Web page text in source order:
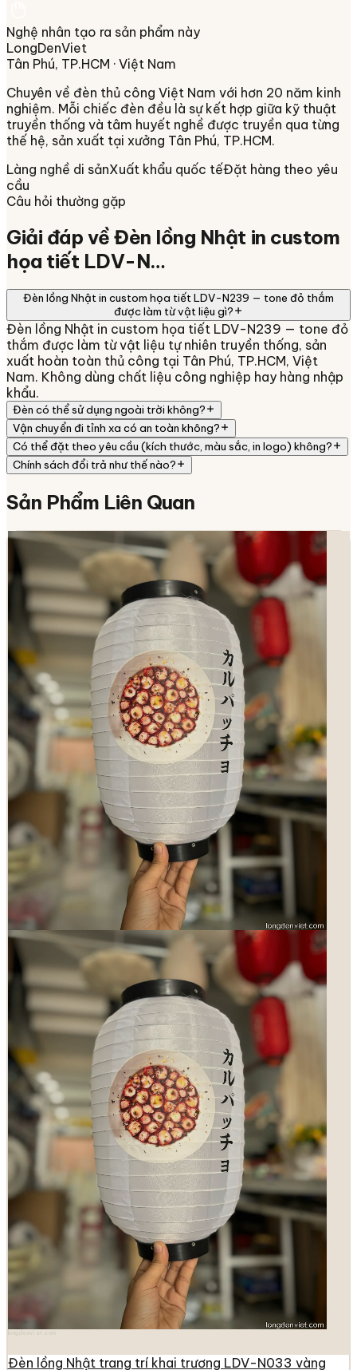
Nghệ nhân tạo ra sản phẩm này
LongDenViet
Tân Phú, TP.HCM · Việt Nam
Chuyên về đèn thủ công Việt Nam với hơn 20 năm kinh
nghiệm. Mỗi chiếc đèn đều là sự kết hợp giữa kỹ thuật
truyền thống và tâm huyết nghề được truyền qua từng
thế hệ, sản xuất tại xưởng Tân Phú, TP.HCM.
Làng nghề di sảnXuất khẩu quốc tếĐặt hàng theo yêu
cầu
Câu hỏi thường gặp
Giải đáp vềĐèn lồng Nhật in custom
họa tiết LDV-N…
Đèn lồng Nhật in custom họa tiết LDV-N239 — tone đỏ thắm
được làm từ vật liệu gì?
Đèn lồng Nhật in custom họa tiết LDV-N239 — tone đỏ
thắm được làm từ vật liệu tự nhiên truyền thống, sản
xuất hoàn toàn thủ công tại Tân Phú, TP.HCM, Việt
Nam. Không dùng chất liệu công nghiệp hay hàng nhập
khẩu.
Đèn có thể sử dụng ngoài trời không?
Vận chuyển đi tỉnh xa có an toàn không?
Có thể đặt theo yêu cầu (kích thước, màu sắc, in logo) không?
Chính sách đổi trả như thế nào?
Sản Phẩm Liên Quan
Đèn lồng Nhật trang trí khai trương LDV-N033 vàng